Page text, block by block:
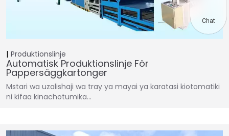
Produktionslinje
Automatisk Produktionslinje För
Pappersäggkartonger
Mstari wa uzalishaji wa tray ya mayai ya karatasi kiotomatiki
ni kifaa kinachotumika…
Chat